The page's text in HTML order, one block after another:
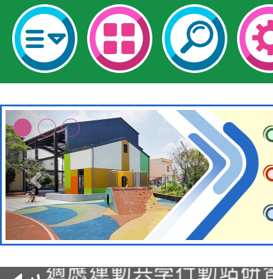
本校115學年度第2次
招甄選結果公告(無人
適應運動共學行動站研